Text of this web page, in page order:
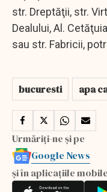
str. Dreptăţii, str.
Dealului, Al.
sau str. Fabricii,
bucuresti apa
Urmăriți-ne și pe
Google News
și în aplicațiile mobile